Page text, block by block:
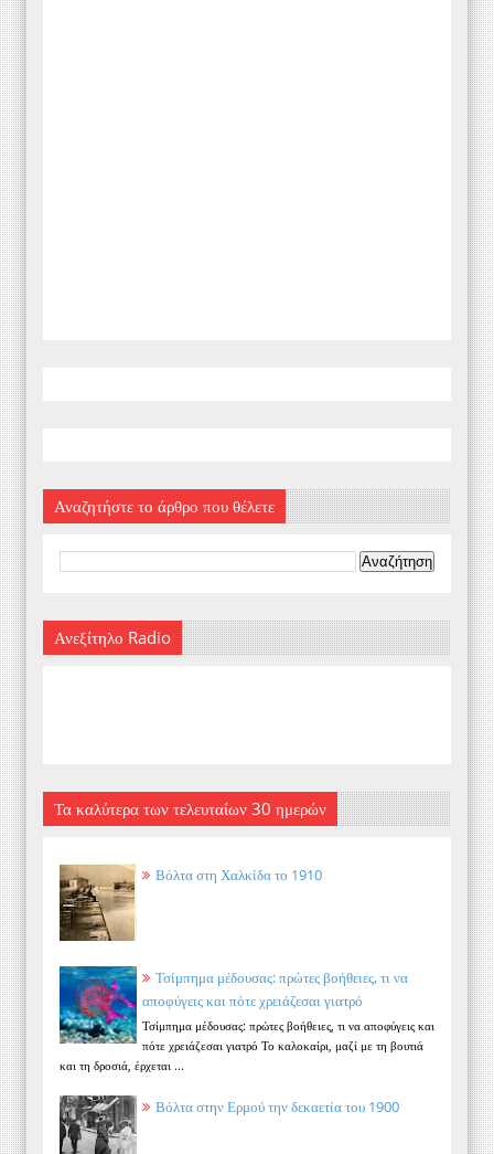
Αναζητήστε το άρθρο που θέλετε
Ανεξίτηλο Radio
Τα καλύτερα των τελευταίων 30 ημερών
Βόλτα στη Χαλκίδα το 1910
Τσίμπημα μέδουσας: πρώτες βοήθειες, τι να
αποφύγεις και πότε χρειάζεσαι γιατρό
Τσίμπημα μέδουσας: πρώτες βοήθειες, τι να αποφύγεις και
πότε χρειάζεσαι γιατρό Το καλοκαίρι, μαζί με τη βουτιά
και τη δροσιά, έρχεται ...
Βόλτα στην Ερμού την δεκαετία του 1900